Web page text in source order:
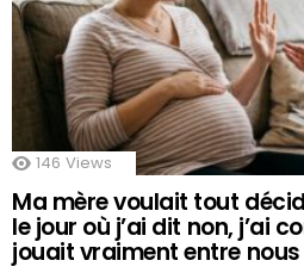
146 Views
Ma mère voulait tout
le jour où j’ai dit non, j’ai
jouait vraiment entre nous